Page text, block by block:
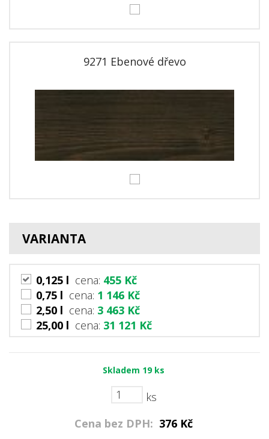
9271 Ebenové dřevo
VARIANTA
0,125 l cena: 455 Kč
0,75 l cena: 1 146 Kč
2,50 l cena: 3 463 Kč
25,00 l cena: 31 121 Kč
Skladem 19 ks
ks
Cena bez DPH: 376 Kč